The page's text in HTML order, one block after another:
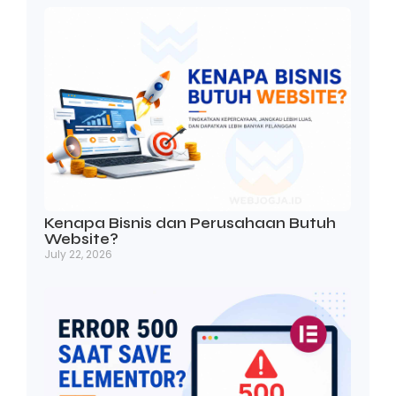
Kenapa Bisnis dan Perusahaan Butuh
Website?
July 22, 2026